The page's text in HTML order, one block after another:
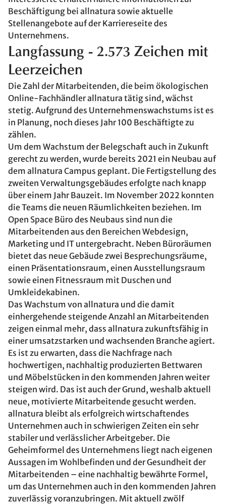
Beschäftigung bei allnatura sowie aktuelle
Stellenangebote auf der Karriereseite des
Unternehmens.
Langfassung - 2.573 Zeichen mit
Leerzeichen
Die Zahl der Mitarbeitenden, die beim ökologischen
Online-Fachhändler allnatura tätig sind, wächst
stetig. Aufgrund des Unternehmenswachstums ist es
in Planung, noch dieses Jahr 100 Beschäftigte zu
zählen.
Um dem Wachstum der Belegschaft auch in Zukunft
gerecht zu werden, wurde bereits 2021 ein Neubau auf
dem allnatura Campus geplant. Die Fertigstellung des
zweiten Verwaltungsgebäudes erfolgte nach knapp
über einem Jahr Bauzeit. Im November 2022 konnten
die Teams die neuen Räumlichkeiten beziehen. Im
Open Space Büro des Neubaus sind nun die
Mitarbeitenden aus den Bereichen Webdesign,
Marketing und IT untergebracht. Neben Büroräumen
bietet das neue Gebäude zwei Besprechungsräume,
einen Präsentationsraum, einen Ausstellungsraum
sowie einen Fitnessraum mit Duschen und
Umkleidekabinen.
Das Wachstum von allnatura und die damit
einhergehende steigende Anzahl an Mitarbeitenden
zeigen einmal mehr, dass allnatura zukunftsfähig in
einer umsatzstarken und wachsenden Branche agiert.
Es ist zu erwarten, dass die Nachfrage nach
hochwertigen, nachhaltig produzierten Bettwaren
und Möbelstücken in den kommenden Jahren weiter
steigen wird. Das ist auch der Grund, weshalb aktuell
neue, motivierte Mitarbeitende gesucht werden.
allnatura bleibt als erfolgreich wirtschaftendes
Unternehmen auch in schwierigen Zeiten ein sehr
stabiler und verlässlicher Arbeitgeber. Die
Geheimformel des Unternehmens liegt nach eigenen
Aussagen im Wohlbefinden und der Gesundheit der
Mitarbeitenden – eine nachhaltig bewährte Formel,
um das Unternehmen auch in den kommenden Jahren
zuverlässig voranzubringen. Mit aktuell zwölf